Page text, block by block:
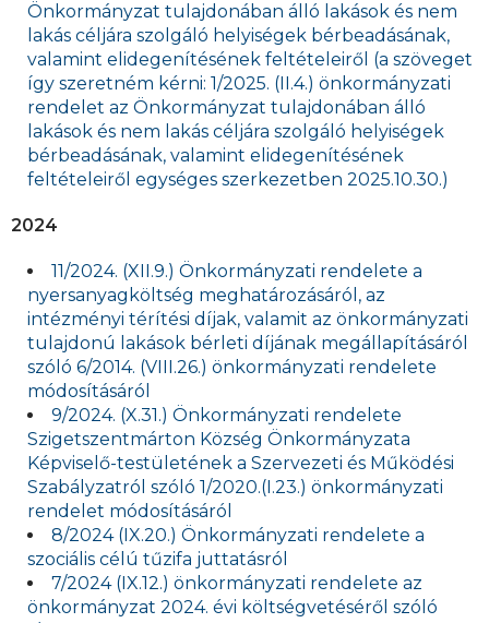
Önkormányzat tulajdonában álló lakások és nem
lakás céljára szolgáló helyiségek bérbeadásának,
valamint elidegenítésének feltételeiről (a szöveget
így szeretném kérni: 1/2025. (II.4.) önkormányzati
rendelet az Önkormányzat tulajdonában álló
lakások és nem lakás céljára szolgáló helyiségek
bérbeadásának, valamint elidegenítésének
feltételeiről egységes szerkezetben 2025.10.30.)
2024
11/2024. (XII.9.) Önkormányzati rendelete a
nyersanyagköltség meghatározásáról, az
intézményi térítési díjak, valamit az önkormányzati
tulajdonú lakások bérleti díjának megállapításáról
szóló 6/2014. (VIII.26.) önkormányzati rendelete
módosításáról
9/2024. (X.31.) Önkormányzati rendelete
Szigetszentmárton Község Önkormányzata
Képviselő-testületének a Szervezeti és Működési
Szabályzatról szóló 1/2020.(I.23.) önkormányzati
rendelet módosításáról
8/2024 (IX.20.) Önkormányzati rendelete a
szociális célú tűzifa juttatásról
7/2024 (IX.12.) önkormányzati rendelete az
önkormányzat 2024. évi költségvetéséről szóló